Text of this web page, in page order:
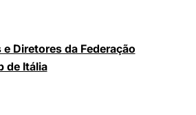
Diretores da Federação
de Itália